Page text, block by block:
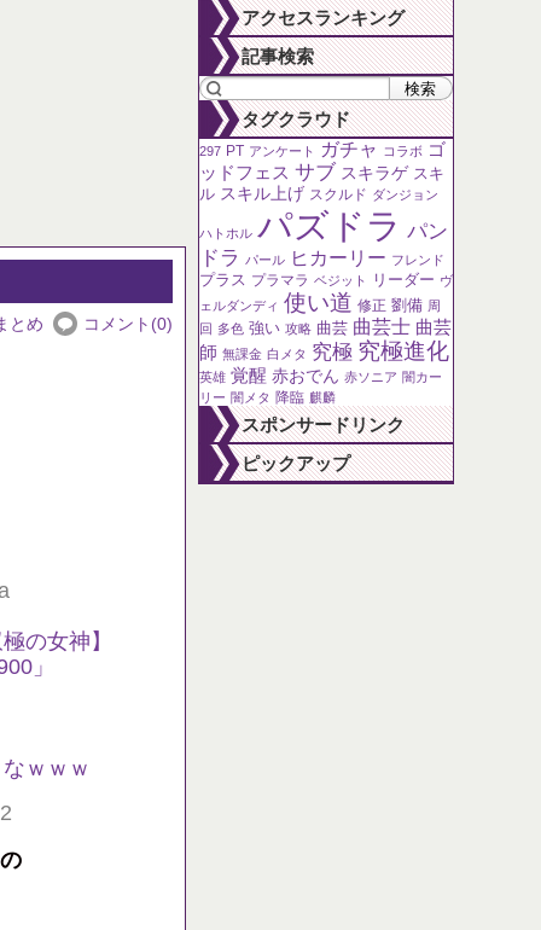
コメント(0)
とめ
の女神】
」
ｗｗｗ
アクセスランキング
記事検索
タグクラウド
297 PT アンケート ガチャ コラボ ゴ
ッドフェス サブ スキラゲ スキ
ル スキル上げ スクルド ダンジョン
ハトホル パズドラ パン
ドラ
パール ヒカーリー フレンド
プラス プラマラ ベジット リーダー ヴ
ェルダンディ 使い道 修正 劉備 周
回 多色 強い 攻略 曲芸 曲芸士 曲芸
師 無課金 白メタ 究極 究極進化
英雄 覚醒 赤おでん 赤ソニア 闇カー
リー 闇メタ 降臨 麒麟
スポンサードリンク
ピックアップ